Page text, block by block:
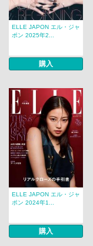
ELLE JAPON エル・ジャ
ポン 2025年2...
購入
ELLE JAPON エル・ジャ
ポン 2024年1...
購入